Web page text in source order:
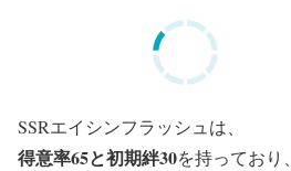
SSRエイシンフラッシュは、
得意率65と初期絆30を持っており、